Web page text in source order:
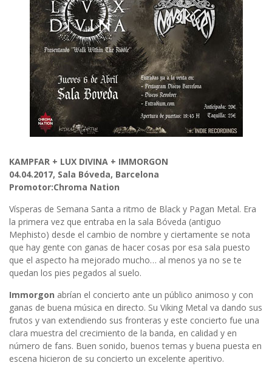
KAMPFAR + LUX DIVINA + IMMORGON
04.04.2017, Sala Bóveda, Barcelona
Promotor:Chroma Nation
Vísperas de Semana Santa a ritmo de Black y Pagan Metal. Era
la primera vez que entraba en la sala Bóveda (antiguo
Mephisto) desde el cambio de nombre y ciertamente se nota
que hay gente con ganas de hacer cosas por esa sala puesto
que el aspecto ha mejorado mucho… al menos ya no se te
quedan los pies pegados al suelo.
Immorgon abrían el concierto ante un público animoso y con
ganas de buena música en directo. Su Viking Metal va dando sus
frutos y van extendiendo sus fronteras y este concierto fue una
clara muestra del crecimiento de la banda, en calidad y en
número de fans. Buen sonido, buenos temas y buena puesta en
escena hicieron de su concierto un excelente aperitivo.